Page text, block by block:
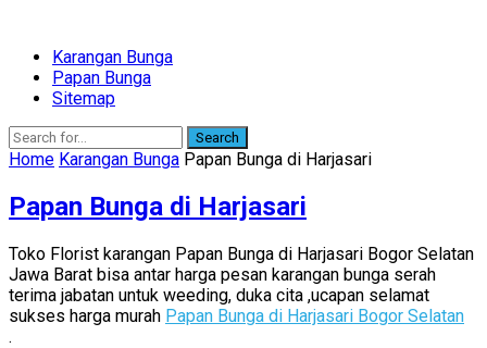
Karangan Bunga
Papan Bunga
Sitemap
Search
Home Karangan Bunga Papan Bunga di Harjasari
Papan Bunga di Harjasari
Toko Florist karangan Papan Bunga di Harjasari Bogor Selatan
Jawa Barat bisa antar harga pesan karangan bunga serah
terima jabatan untuk weeding, duka cita ,ucapan selamat
sukses harga murah Papan Bunga di Harjasari Bogor Selatan
.